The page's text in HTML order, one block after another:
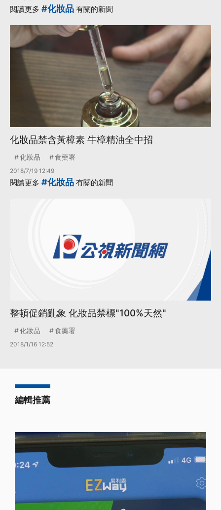
閱讀更多 #化妝品 有關的新聞
化妝品禁含黃樟素 牛樟精油全中招
化妝品 食藥署
2018/7/19 12:49
閱讀更多 #化妝品 有關的新聞
整頓促銷亂象 化妝品禁標"100%天然"
化妝品 食藥署
2018/1/16 12:52
編輯推薦